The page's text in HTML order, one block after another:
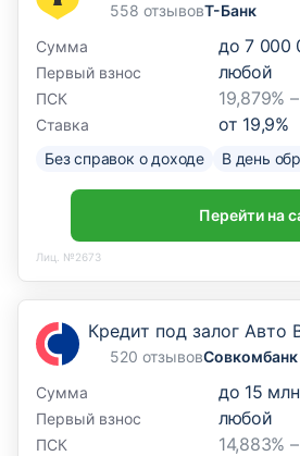
558 отзывовТ-Банк
Сумма
до 7 000
Первый взнос любой
ПСК 19,879%
Ставка от 19,9%
Без справок о доходе В день
Перейти на
Лиц. №2673
Кредит под залог Авто
520 отзывовСовкомбанк
Сумма
до 15
Первый взнос любой
ПСК 14,883%